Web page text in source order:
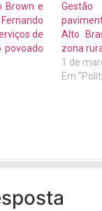
Brown e
de
povoado
Alto
zona
1 de
Em